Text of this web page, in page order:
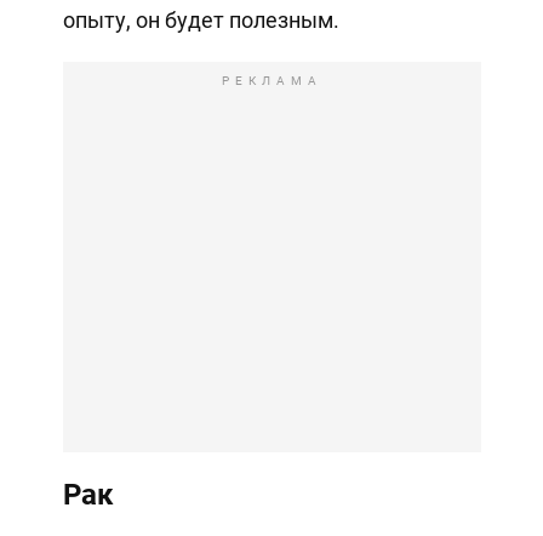
опыту, он будет полезным.
РЕКЛАМА
Рак